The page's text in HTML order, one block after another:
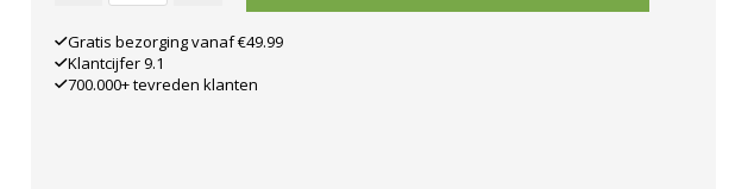
Gratis bezorging vanaf €49.99
Klantcijfer 9.1
700.000+ tevreden klanten